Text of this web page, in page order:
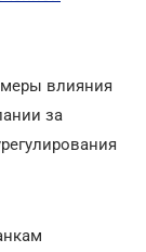
влияния
за